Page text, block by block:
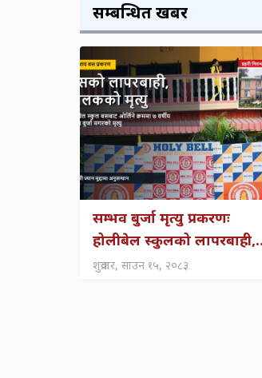
सम्बन्धित खबर
सम्भव बुर्जा मृत्यु प्रकरणः
होलीबेल स्कुलको लापरबाही,
चालक–सहचालकमाथि सवारी
शुक्रवार, साउन १५, २०८३